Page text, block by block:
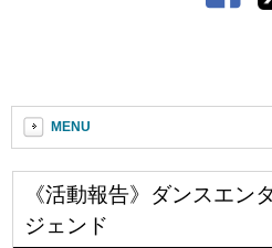
MENU
《活動報告》ダンスエン
ジェンド